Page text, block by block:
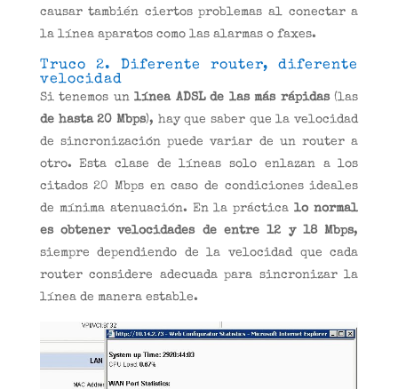
causar también ciertos problemas al conectar a
la línea aparatos como las alarmas o faxes.
Truco 2. Diferente router, diferente
velocidad
Si tenemos unlínea ADSL de las más rápidas(las
de hasta 20 Mbps), hay que saber que la velocidad
de sincronización puede variar de un router a
otro. Esta clase de líneas solo enlazan a los
citados 20 Mbps en caso de condiciones ideales
de mínima atenuación. En la prácticalo normal
es obtener velocidades de entre 12 y 18 Mbps,
siempre dependiendo de la velocidad que cada
router considere adecuada para sincronizar la
línea de manera estable.